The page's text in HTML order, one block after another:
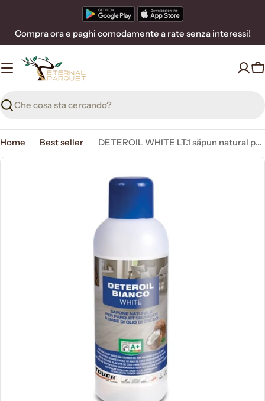
contenuto
Compra ora e paghi comodamente a rate senza interessi!
Ricerca
Home Best seller DETEROIL WHITE LT.1 săpun natural pentru parchet albit și naturalizat pe bază de ulei de cocos
Apri supporto 0 in modalità modale